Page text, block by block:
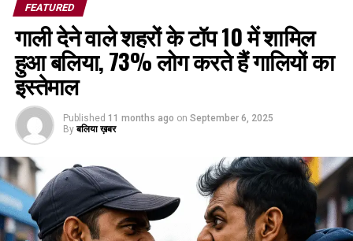
FEATURED
गाली देने वाले शहरों के टॉप 10 में शामिल
हुआ बलिया, 73% लोग करते हैं गालियों का
इस्तेमाल
Published 11 months ago on September 6, 2025
By बलिया ख़बर